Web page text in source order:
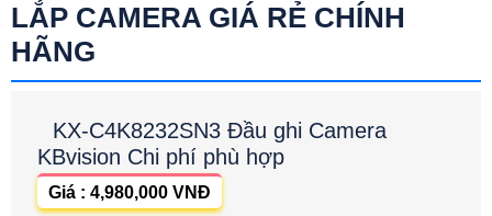
LẮP CAMERA GIÁ RẺ CHÍNH
HÃNG
KX-C4K8232SN3 Đầu ghi Camera
KBvision Chi phí phù hợp
Giá : 4,980,000 VNĐ